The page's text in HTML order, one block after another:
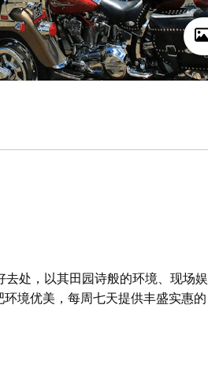
处，以其田园诗般的环境、现场娱
境优美，每周七天提供丰盛实惠的